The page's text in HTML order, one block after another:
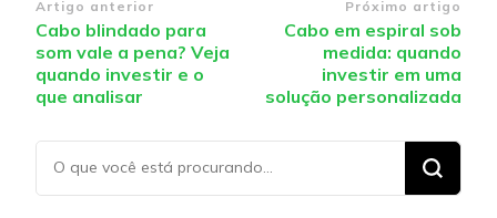
Navegação
de
post
Artigo anterior
Cabo blindado para
som vale a pena? Veja
quando investir e o
que analisar
Próximo artigo
Cabo em espiral sob
medida: quando
investir em uma
solução personalizada
Procurando
algo?